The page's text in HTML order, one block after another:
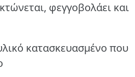
φεγγοβολάει και
κατασκευασμένο που